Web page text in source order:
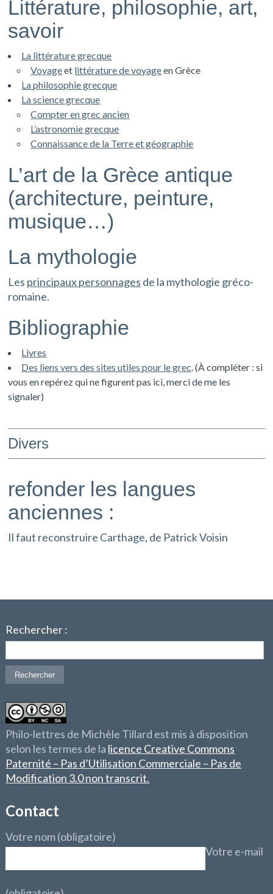
Littérature, philosophie, art,
savoir
La littérature grecque
Voyageet littérature de voyageen Grèce
La philosophie grecque
La science grecque
Compter en grec ancien
L’astronomie grecque
Connaissance de la Terre et géographie
L’art de la Grèce antique
(architecture, peinture,
musique…)
La mythologie
Les principaux personnages de la mythologie gréco-
romaine.
Bibliographie
Livres
Des liens vers des sites utiles pour le grec. (À compléter : si
vous en repérez qui ne figurent pas ici, merci de me les
signaler)
Divers
refonder les langues
anciennes :
Il faut reconstruire Carthage, de Patrick Voisin
Rechercher :
Philo-lettres de Michèle Tillard est mis à disposition
selon les termes de la licence Creative Commons
Paternité – Pas d’Utilisation Commerciale – Pas de
Modification 3.0 non transcrit.
Contact
Votre nom (obligatoire)
Votre e-mail